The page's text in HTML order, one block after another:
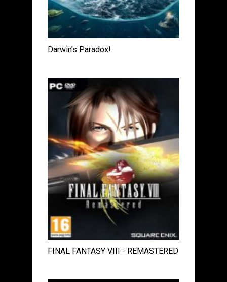
Darwin's Paradox!
FINAL FANTASY VIII - REMASTERED